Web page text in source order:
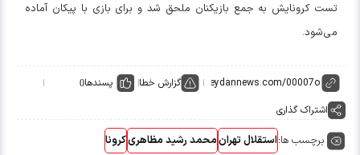
تست کرونایش به جمع بازیکنان ملحق شد و برای بازی با پیکان آماده
می‌شود.
گزارش خطا پسندها0
اشتراک گذاری
برچسب ها:استقلال تهرانمحمد رشید مظاهریکرونا